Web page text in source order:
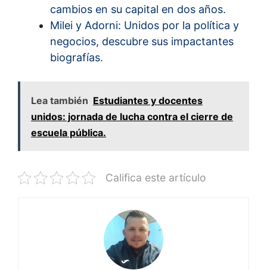
cambios en su capital en dos años.
Milei y Adorni: Unidos por la política y
negocios, descubre sus impactantes
biografías.
Lea también Estudiantes y docentes
unidos: jornada de lucha contra el cierre de
escuela pública.
Califica este artículo